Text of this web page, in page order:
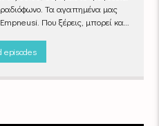
Τα αγαπημένα μας
Που ξέρεις, μπορεί και
Empneusi 107 FM
episodes